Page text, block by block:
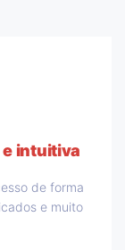
intuitiva
de forma
e muito